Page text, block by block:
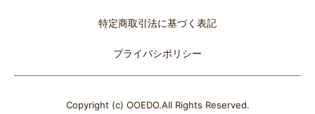
特定商取引法に基づく表記
プライバシポリシー
Copyright (c) OOEDO.All Rights Reserved.